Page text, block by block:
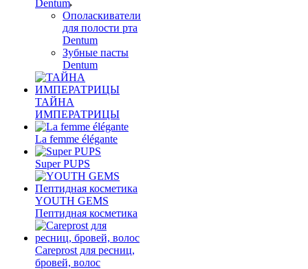
Dentum
Ополаскиватели
для полости рта
Dentum
Зубные пасты
Dentum
ТАЙНА
ИМПЕРАТРИЦЫ
La femme élégante
Super PUPS
YOUTH GEMS
Пептидная косметика
Careprost для ресниц,
бровей, волос